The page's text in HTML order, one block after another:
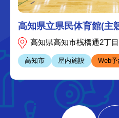
高知県立県民体育館(主
高知県高知市桟橋通2丁
高知市 屋内施設 Web